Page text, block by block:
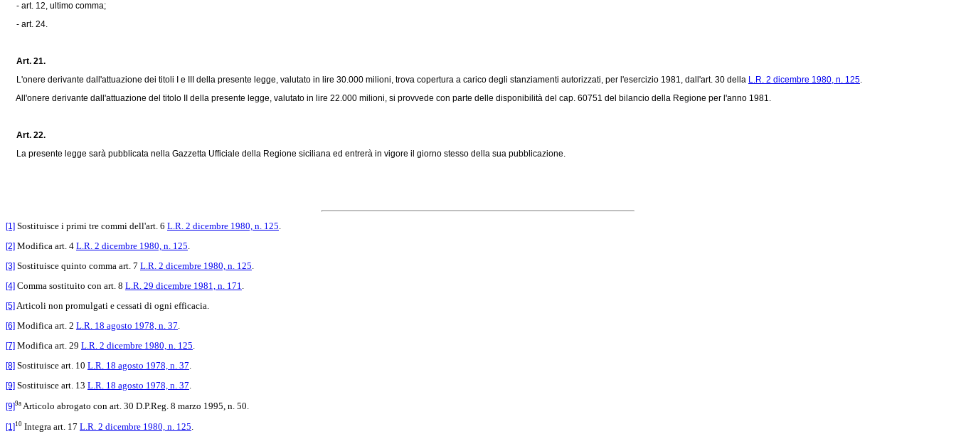
- art. 12, ultimo comma;
- art. 24.
Art. 21.
L'onere derivante dall'attuazione dei titoli I e III della presente legge, valutato in lire 30.000 milioni, trova copertura a carico degli stanziamenti autorizzati, per l'esercizio 1981, dall'art. 30 della L.R. 2 dicembre 1980, n. 125.
All'onere derivante dall'attuazione del titolo II della presente legge, valutato in lire 22.000 milioni, si provvede con parte delle disponibilità del cap. 60751 del bilancio della Regione per l'anno 1981.
Art. 22.
La presente legge sarà pubblicata nella Gazzetta Ufficiale della Regione siciliana ed entrerà in vigore il giorno stesso della sua pubblicazione.
[1] Sostituisce i primi tre commi dell'art. 6 L.R. 2 dicembre 1980, n. 125.
[2] Modifica art. 4 L.R. 2 dicembre 1980, n. 125.
[3] Sostituisce quinto comma art. 7 L.R. 2 dicembre 1980, n. 125.
[4] Comma sostituito con art. 8 L.R. 29 dicembre 1981, n. 171.
[5] Articoli non promulgati e cessati di ogni efficacia.
[6] Modifica art. 2 L.R. 18 agosto 1978, n. 37.
[7] Modifica art. 29 L.R. 2 dicembre 1980, n. 125.
[8] Sostituisce art. 10 L.R. 18 agosto 1978, n. 37.
[9] Sostituisce art. 13 L.R. 18 agosto 1978, n. 37.
[9]9a Articolo abrogato con art. 30 D.P.Reg. 8 marzo 1995, n. 50.
[1] 10 Integra art. 17 L.R. 2 dicembre 1980, n. 125.